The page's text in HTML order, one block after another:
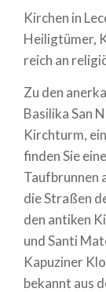
Kirchen in
Heiligtümer,
reich an
Zu den
Basilika San
Kirchturm,
finden Sie
Taufbrunnen
die Straßen
den antiken
und Santi
Kapuziner
bekannt aus